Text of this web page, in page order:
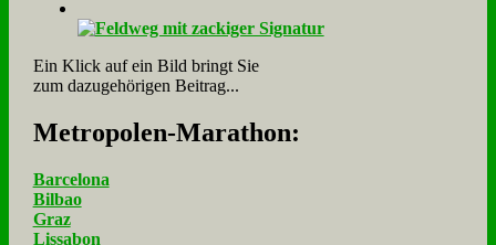
Ein Klick auf ein Bild bringt Sie
zum dazugehörigen Beitrag...
Me­tro­po­len-Ma­ra­thon:
Barcelona
Bilbao
Graz
Lissabon